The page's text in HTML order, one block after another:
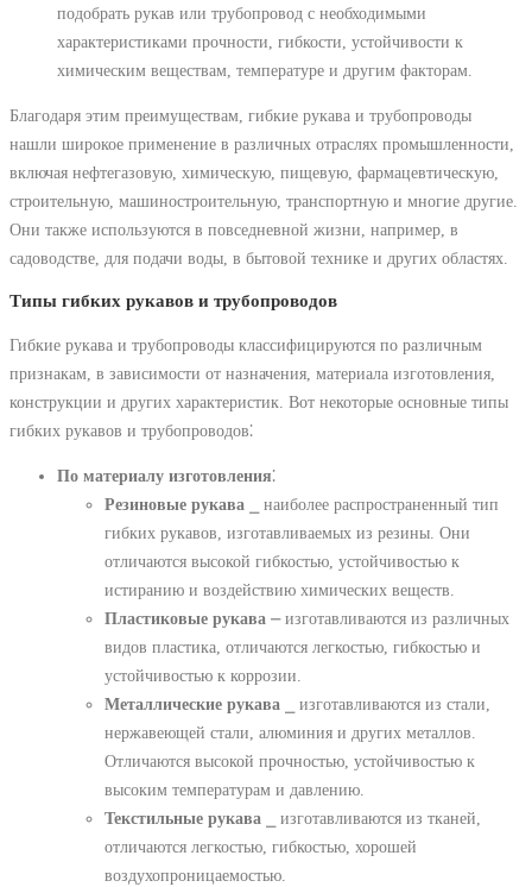
подобрать рукав или трубопровод с необходимыми
характеристиками прочности, гибкости, устойчивости к
химическим веществам, температуре и другим факторам.
Благодаря этим преимуществам, гибкие рукава и трубопроводы
нашли широкое применение в различных отраслях промышленности,
включая нефтегазовую, химическую, пищевую, фармацевтическую,
строительную, машиностроительную, транспортную и многие другие.
Они также используются в повседневной жизни, например, в
садоводстве, для подачи воды, в бытовой технике и других областях.
Типы гибких рукавов и трубопроводов
Гибкие рукава и трубопроводы классифицируются по различным
признакам, в зависимости от назначения, материала изготовления,
конструкции и других характеристик. Вот некоторые основные типы
гибких рукавов и трубопроводов⁚
По материалу изготовления⁚
Резиновые рукава ⎯ наиболее распространенный тип
гибких рукавов, изготавливаемых из резины. Они
отличаются высокой гибкостью, устойчивостью к
истиранию и воздействию химических веществ.
Пластиковые рукава ⎼ изготавливаются из различных
видов пластика, отличаются легкостью, гибкостью и
устойчивостью к коррозии.
Металлические рукава ⎯ изготавливаются из стали,
нержавеющей стали, алюминия и других металлов.
Отличаются высокой прочностью, устойчивостью к
высоким температурам и давлению.
Текстильные рукава ⎯ изготавливаются из тканей,
отличаются легкостью, гибкостью, хорошей
воздухопроницаемостью.